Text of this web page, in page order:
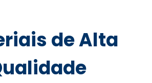
de Alta